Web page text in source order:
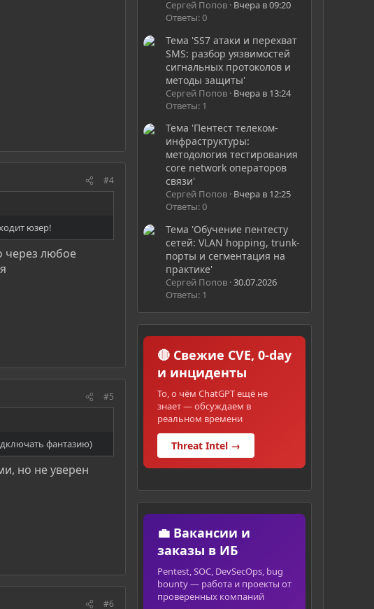
#4
юзер!
через любое
#5
фантазию)
но не уверен
#6
Сергей Попов Вчера в 09:20
Ответы: 0
Тема 'SS7 атаки и перехват
SMS: разбор уязвимостей
сигнальных протоколов и
методы защиты'
Сергей Попов Вчера в 13:24
Ответы: 1
Тема 'Пентест телеком-
инфраструктуры:
методология тестирования
core network операторов
связи'
Сергей Попов Вчера в 12:25
Ответы: 0
Тема 'Обучение пентесту
сетей: VLAN hopping, trunk-
порты и сегментация на
практике'
Сергей Попов 30.07.2026
Ответы: 1
🔴 Свежие CVE, 0-day
и инциденты
То, о чём ChatGPT ещё не
знает — обсуждаем в
реальном времени
Threat Intel →
💼 Вакансии и
заказы в ИБ
Pentest, SOC, DevSecOps, bug
bounty — работа и проекты от
проверенных компаний